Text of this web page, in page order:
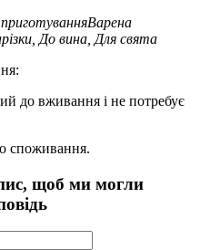
Варена
До вина, Для свята
до вживання і не потребує
споживання.
щоб ми могли